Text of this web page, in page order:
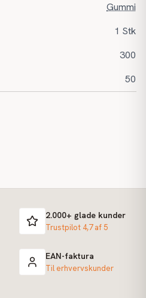
Gummi
1 Stk
300
50
2.000+ glade kunder
Trustpilot 4,7 af 5
EAN-faktura
Til erhvervskunder